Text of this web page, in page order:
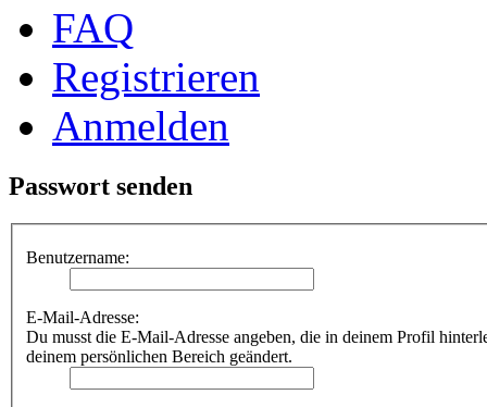
FAQ
Registrieren
Anmelden
Passwort senden
Benutzername:
E-Mail-Adresse:
Du musst die E-Mail-Adresse angeben, die in deinem Profil
deinem persönlichen Bereich geändert.